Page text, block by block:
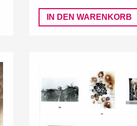
IN DEN WARENKORB